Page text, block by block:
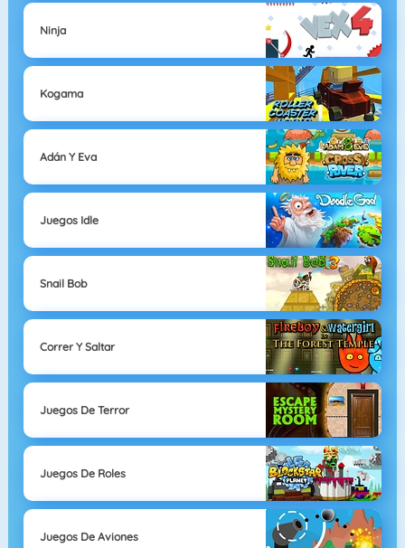
Ninja
Kogama
Adán Y Eva
Juegos Idle
Snail Bob
Correr Y Saltar
Juegos De Terror
Juegos De Roles
Juegos De Aviones